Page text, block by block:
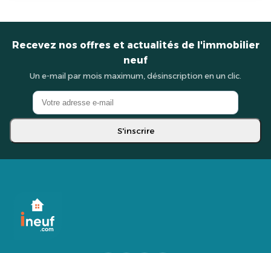
Recevez nos offres et actualités de l'immobilier
neuf
Un e-mail par mois maximum, désinscription en un clic.
S'inscrire